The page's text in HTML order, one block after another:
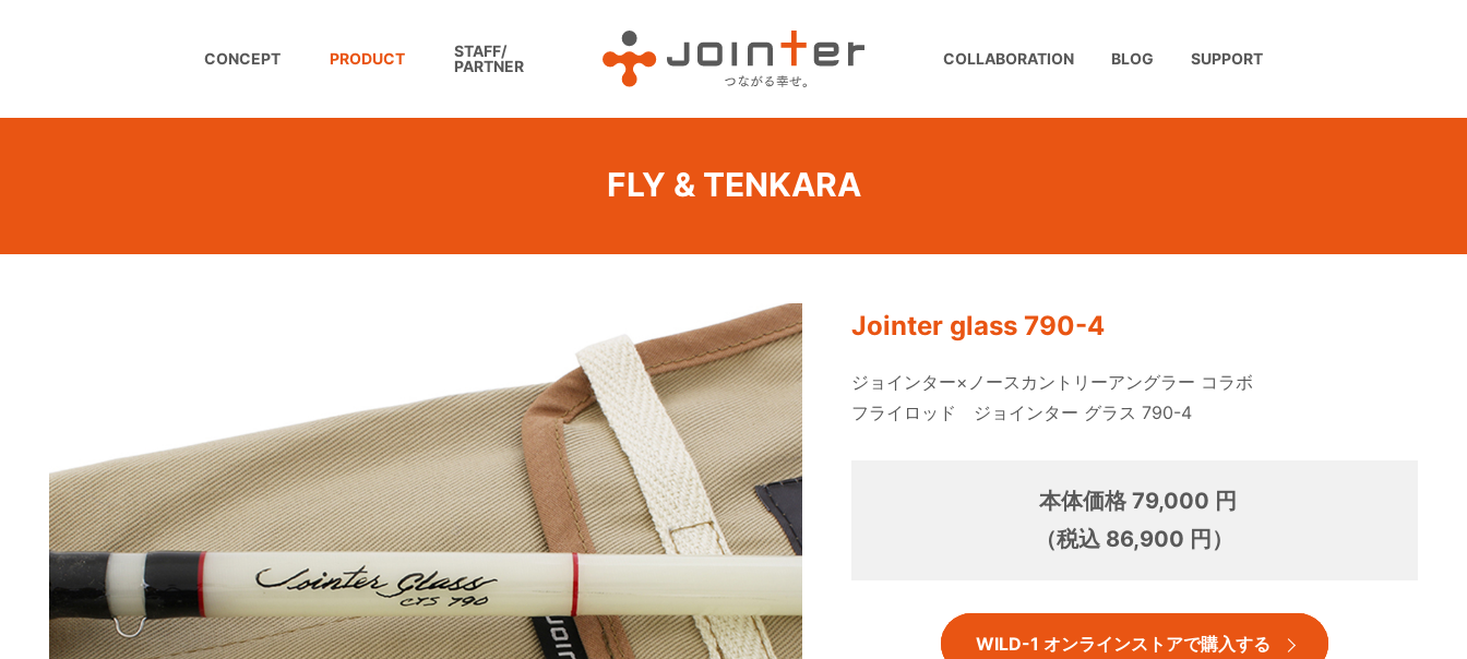
CONCEPT PRODUCT
STAFF/
PARTNER
COLLABORATION BLOG SUPPORT
FLY & TENKARA
Jointer glass 790-4
ジョインター×ノースカントリーアングラー コラボ
フライロッド ジョインター グラス 790-4
本体価格 79,000 円
（税込 86,900 円）
WILD-1 オンラインストアで購入する